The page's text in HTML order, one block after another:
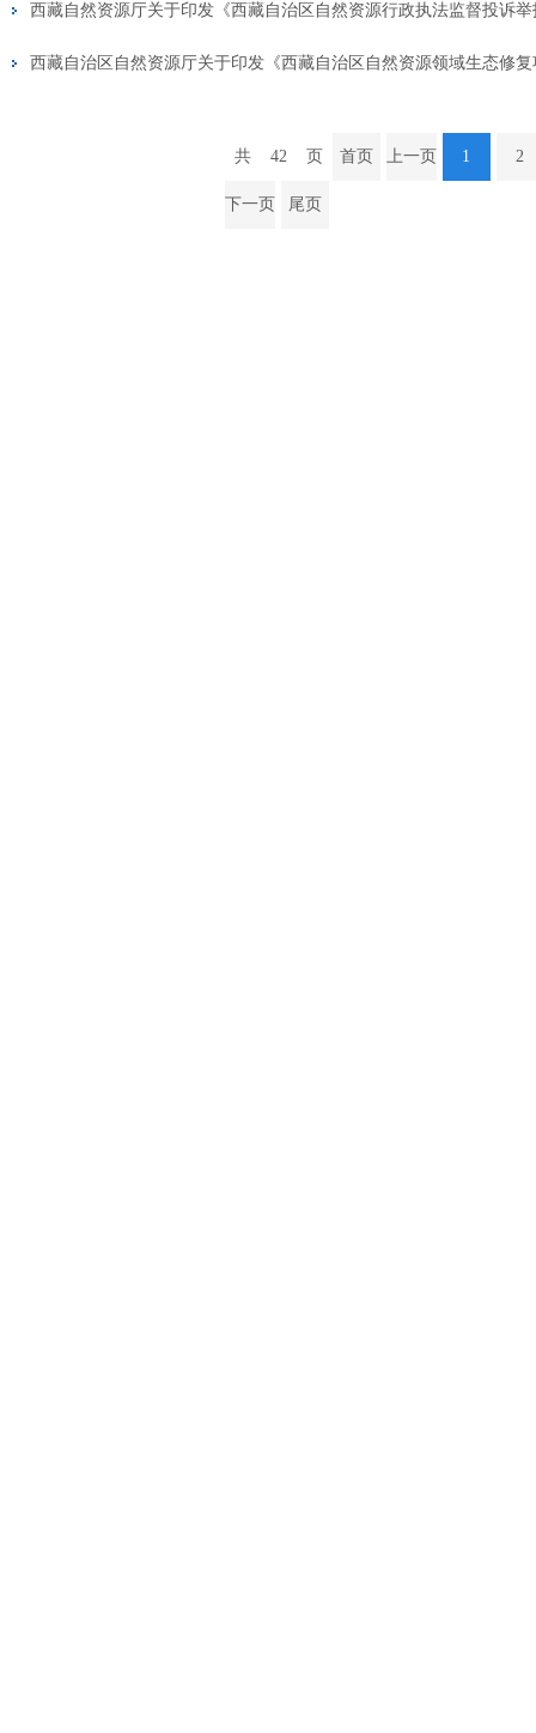
西藏自然资源厅关于印发《西藏自治区自然资源行政执法监督投诉
共 42 页 首页 上一页 1 2
下一页 尾页